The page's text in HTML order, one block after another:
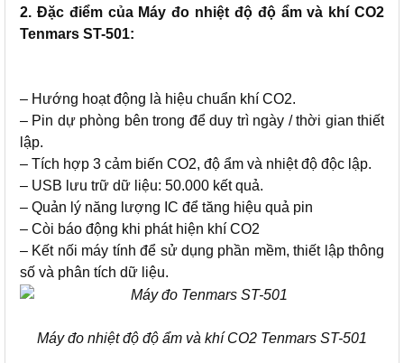
2. Đặc điểm của Máy đo nhiệt độ độ ẩm và khí CO2
Tenmars ST-501:
– Hướng hoạt động là hiệu chuẩn khí CO2.
– Pin dự phòng bên trong để duy trì ngày / thời gian thiết
lập.
– Tích hợp 3 cảm biến CO2, độ ẩm và nhiệt độ độc lập.
– USB lưu trữ dữ liệu: 50.000 kết quả.
– Quản lý năng lượng IC để tăng hiệu quả pin
– Còi báo động khi phát hiện khí CO2
– Kết nối máy tính để sử dụng phần mềm, thiết lập thông
số và phân tích dữ liệu.
Máy đo nhiệt độ độ ẩm và khí CO2 Tenmars ST-501